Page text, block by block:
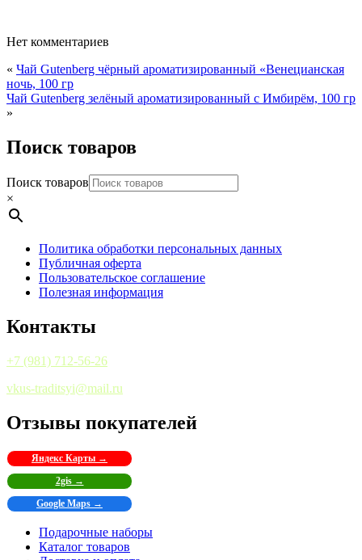
Нет комментариев
« Чай Gutenberg чёрный ароматизированный «Венецианская
ночь, 100 гр
Чай Gutenberg зелёный ароматизированный с Имбирём, 100 гр
»
Поиск товаров
Поиск товаров
×
Политика обработки персональных данных
Публичная оферта
Пользовательское соглашение
Полезная информация
Контакты
+7 (981) 712-56-26
vkus-traditsyi@mail.ru
Отзывы покупателей
Яндекс Карты →
2gis →
Google Maps →
Подарочные наборы
Каталог товаров